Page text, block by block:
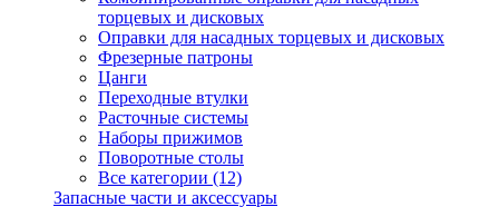
торцевых и дисковых
Оправки для насадных торцевых и дисковых
Фрезерные патроны
Цанги
Переходные втулки
Расточные системы
Наборы прижимов
Поворотные столы
Все категории (12)
Запасные части и аксессуары